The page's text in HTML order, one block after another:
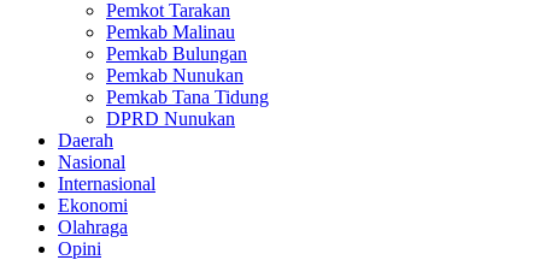
Pemkot Tarakan
Pemkab Malinau
Pemkab Bulungan
Pemkab Nunukan
Pemkab Tana Tidung
DPRD Nunukan
Daerah
Nasional
Internasional
Ekonomi
Olahraga
Opini